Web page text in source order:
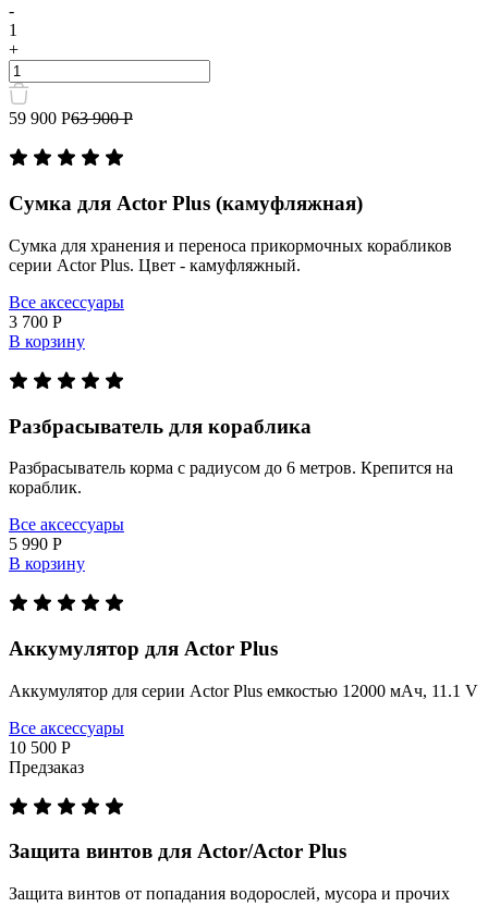
-
1
+
Количество
товара
Прикормочный
кораблик
Boatman
Actor
GPS
59 900 Р63 900 Р
Сумка для Actor Plus (камуфляжная)
Сумка для хранения и переноса прикормочных корабликов
серии Actor Plus. Цвет - камуфляжный.
Все аксессуары
3 700 Р
В корзину
Разбрасыватель для кораблика
Разбрасыватель корма с радиусом до 6 метров. Крепится на
кораблик.
Все аксессуары
5 990 Р
В корзину
Аккумулятор для Actor Plus
Аккумулятор для серии Actor Plus емкостью 12000 мАч, 11.1 V
Все аксессуары
10 500 Р
Предзаказ
Защита винтов для Actor/Actor Plus
Защита винтов от попадания водорослей, мусора и прочих